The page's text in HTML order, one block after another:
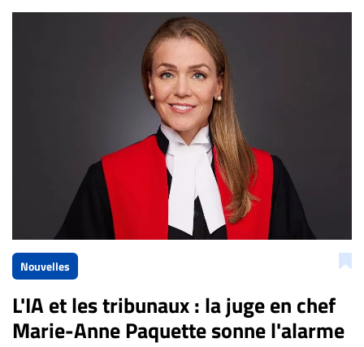
Bien à vous,
La Rédaction de Droit-inc.com
Nouvelles
L'IA et les tribunaux : la juge en chef
Marie-Anne Paquette sonne l'alarme